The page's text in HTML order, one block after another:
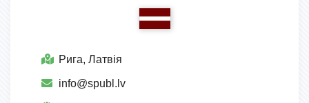
Рига, Латвія
info@spubl.lv